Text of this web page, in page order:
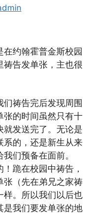
约翰霍普金斯校园
告发单张， 主也很
祷告完后发现周围
张的时间虽然只有十
就发送完了。无论是
系的，还是新生从来
们预备在面前。
跪在校园中祷告，
张（先在弟兄之家祷
样。所以我们以后也
是我们要发单张的地